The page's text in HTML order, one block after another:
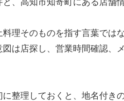
料理そのものを指す言葉では
図は店探し、営業時間確認、
に整理しておくと、地名付き